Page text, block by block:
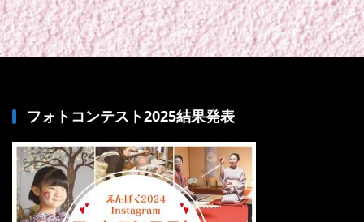
フォトコンテスト2025結果発表